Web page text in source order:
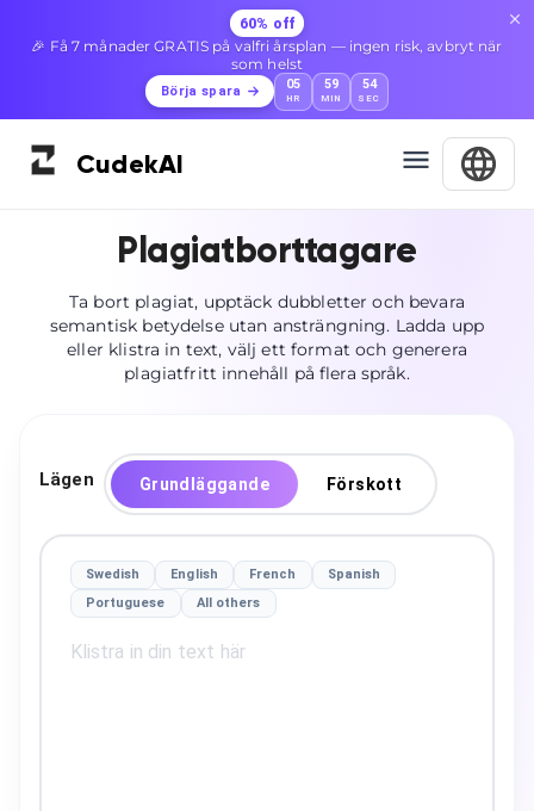
60% off
🎉 Få 7 månader GRATIS på valfri årsplan — ingen risk, avbryt när
som helst
Börja spara 05
HR
59
MIN
53
SEC
CudekAI
Plagiatborttagare
Ta bort plagiat, upptäck dubbletter och bevara
semantisk betydelse utan ansträngning. Ladda upp
eller klistra in text, välj ett format och generera
plagiatfritt innehåll på flera språk.
Lägen Grundläggande Förskott
Swedish English French
Spanish
Portuguese
All others